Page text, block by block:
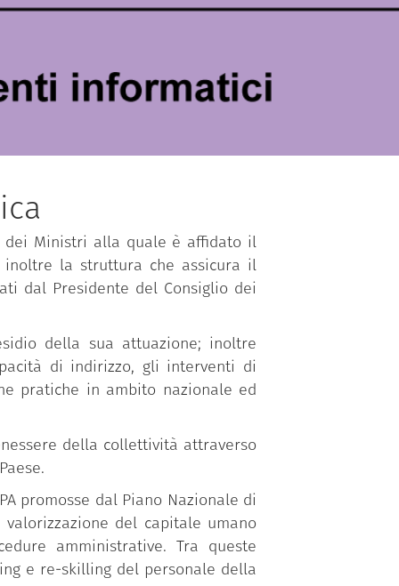
dei Ministri alla quale è affidato il
inoltre la struttura che assicura il
dal Presidente del Consiglio dei
della sua attuazione; inoltre
di indirizzo, gli interventi di
pratiche in ambito nazionale ed
della collettività attraverso
promosse dal Piano Nazionale di
del capitale umano
amministrative. Tra queste
e re-skilling del personale della